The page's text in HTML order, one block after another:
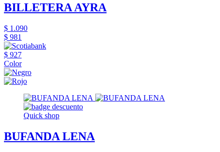
BILLETERA AYRA
$ 1.090
$ 981
$ 927
Color
Quick shop
BUFANDA LENA